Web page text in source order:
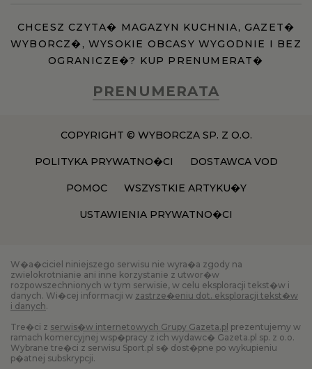
CHCESZ CZYTA� MAGAZYN KUCHNIA, GAZET�
WYBORCZ�, WYSOKIE OBCASY WYGODNIE I BEZ
OGRANICZE�? KUP PRENUMERAT�
PRENUMERATA
COPYRIGHT © WYBORCZA SP. Z O.O.
POLITYKA PRYWATNO�CI DOSTAWCA VOD
POMOC WSZYSTKIE ARTYKU�Y
USTAWIENIA PRYWATNO�CI
W�a�ciciel niniejszego serwisu nie wyra�a zgody na
zwielokrotnianie ani inne korzystanie z utwor�w
rozpowszechnionych w tym serwisie, w celu eksploracji tekst�w i
danych. Wi�cej informacji w zastrze�eniu dot. eksploracji tekst�w
i danych.
Tre�ci z serwis�w internetowych Grupy Gazeta.pl prezentujemy w
ramach komercyjnej wsp�pracy z ich wydawc� Gazeta.pl sp. z o.o.
Wybrane tre�ci z serwisu Sport.pl s� dost�pne po wykupieniu
p�atnej subskrypcji.